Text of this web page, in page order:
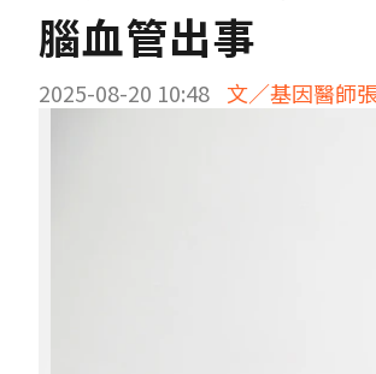
腦血管出事
2025-08-20 10:48 文／基因醫師